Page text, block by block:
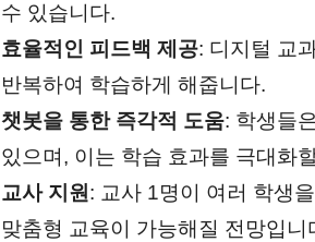
수 있습니다.
효율적인 피드백 제공: 디지털 교
반복하여 학습하게 해줍니다.
챗봇을 통한 즉각적 도움: 학생들
있으며, 이는 학습 효과를 극대화
교사 지원: 교사 1명이 여러 학생
맞춤형 교육이 가능해질 전망입니